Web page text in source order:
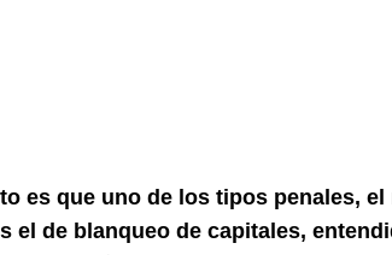
es que uno de los tipos penales,
el de blanqueo de capitales,